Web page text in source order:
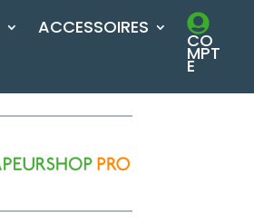
ACCESSOIRES
CO
MPT
E